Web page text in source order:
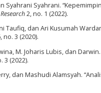
Syahrani Syahrani.
2, no. 1 (2022).
Taufiq, dan Ari Kusumah
no. 3 (2020).
M. Joharis Lubis, dan
3 (2022).
dan Mashudi Alamsyah.